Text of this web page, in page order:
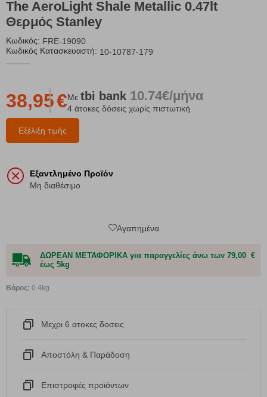
The AeroLight Shale Metallic 0.47lt
Θερμός Stanley
Κωδικός: FRE-19090
Κωδικός Κατασκευαστή: 10-10787-179
Εξέλιξη τιμής
38,95€Με tbi bank 10.74€/μήνα
4 άτοκες δόσεις χωρίς πιστωτική
Εξαντλημένο Προϊόν
Μη διαθέσιμο
Αγαπημένα
ΔΩΡΕΑΝ ΜΕΤΑΦΟΡΙΚΑ για παραγγελίες άνω των 79,00 €
έως 5kg
Βάρος: 0.4kg
Μεχρι 6 ατοκες δοσεις
Αποστόλη & Παράδοση
Eπιστροφές προϊόντων